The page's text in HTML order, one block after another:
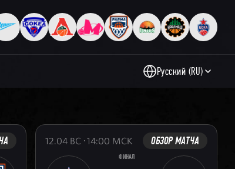
Русский (RU)
12.04 ВС 14:00 МСК ОБЗОР МАТЧА
ФИНАЛ